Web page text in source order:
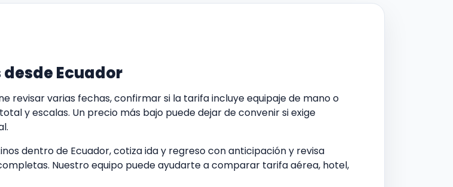
Ecuador
revisar varias fechas, confirmar si la tarifa incluye equipaje de mano o
y escalas. Un precio más bajo puede dejar de convenir si exige
dentro de Ecuador, cotiza ida y regreso con anticipación y revisa
Nuestro equipo puede ayudarte a comparar tarifa aérea, hotel,